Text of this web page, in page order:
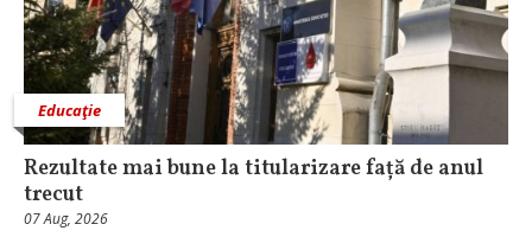
Educaţie
Rezultate mai bune la titularizare față de anul
trecut
07 Aug, 2026